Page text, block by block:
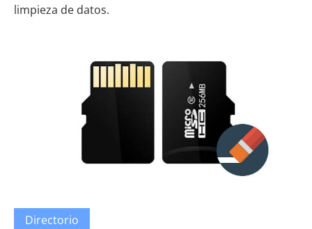
limpieza de datos.
Directorio